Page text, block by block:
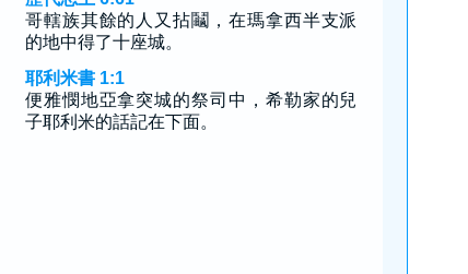
哥轄族其餘的人又拈鬮，在瑪拿西半支派
的地中得了十座城。
耶利米書 1:1
便雅憫地亞拿突城的祭司中，希勒家的兒
子耶利米的話記在下面。